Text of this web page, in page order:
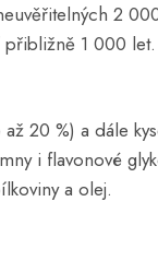
2
1 000 let.
20 %) a dále
i flavonové
a olej.